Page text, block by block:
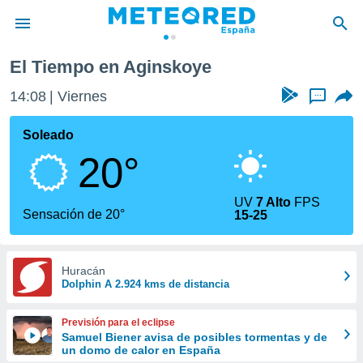
de
por
que se
calidad.
a este
las
y
forma
digital
basada
El Tiempo en Aginskoye
14:08 Viernes ...
Soleado
20°
Sensación de 20°
UV7 Alto FPS
15-25
Huracán
Dolphin A 2.924 kms de distancia
Previsión para el eclipse
Samuel Biener avisa de posibles tormentas y de
un domo de calor en España